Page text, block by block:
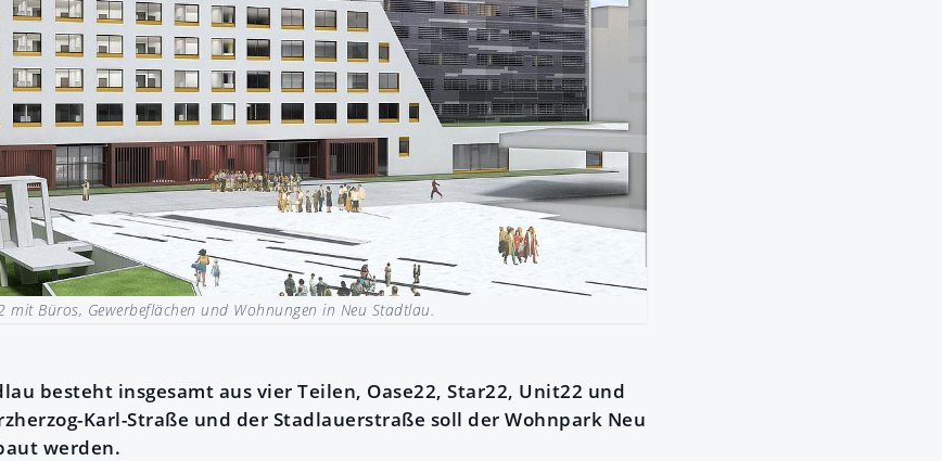
mit Büros, Gewerbeflächen und Wohnungen in Neu Stadtlau.
besteht insgesamt aus vier Teilen, Oase22, Star22, Unit22 und
Karl-Straße und der Stadlauerstraße soll der Wohnpark Neu
werden.